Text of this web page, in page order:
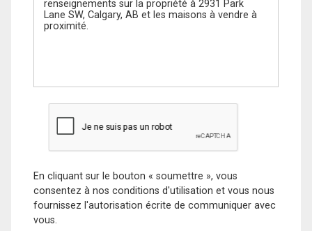
En cliquant sur le bouton « soumettre », vous
consentez à nos conditions d'utilisation et vous nous
fournissez l'autorisation écrite de communiquer avec
vous.